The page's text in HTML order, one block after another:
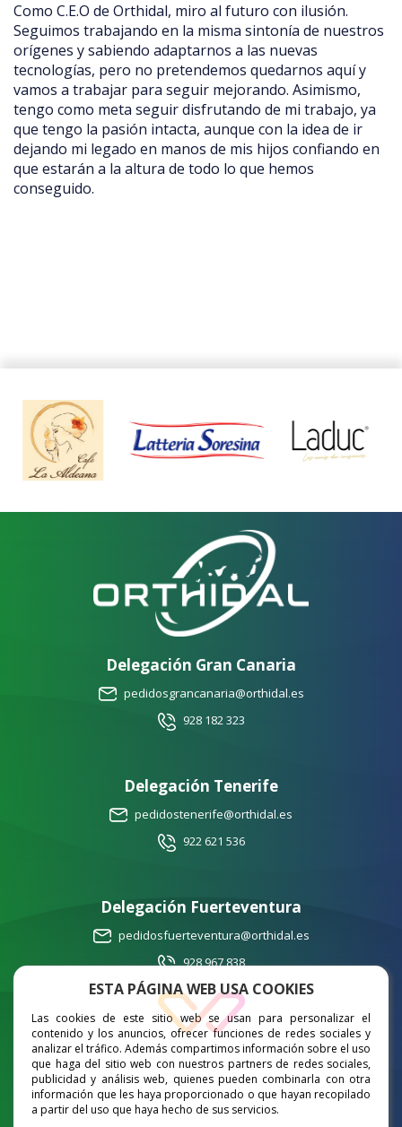
ESTA PÁGINA WEB USA COOKIES
Las cookies de este sitio web se usan para personalizar el
contenido y los anuncios, ofrecer funciones de redes sociales y
analizar el tráfico. Además compartimos información sobre el uso
que haga del sitio web con nuestros partners de redes sociales,
publicidad y análisis web, quienes pueden combinarla con otra
información que les haya proporcionado o que hayan recopilado
a partir del uso que haya hecho de sus servicios.
Como C.E.O de Orthidal, miro al futuro con ilusión.
Seguimos trabajando en la misma sintonía de nuestros
orígenes y sabiendo adaptarnos a las nuevas
tecnologías, pero no pretendemos quedarnos aquí y
vamos a trabajar para seguir mejorando. Asimismo,
tengo como meta seguir disfrutando de mi trabajo, ya
que tengo la pasión intacta, aunque con la idea de ir
dejando mi legado en manos de mis hijos confiando en
que estarán a la altura de todo lo que hemos
conseguido.
Delegación Gran Canaria
pedidosgrancanaria@orthidal.es
928 182 323
Delegación Tenerife
pedidostenerife@orthidal.es
922 621 536
Delegación Fuerteventura
pedidosfuerteventura@orthidal.es
928 967 838
Delegación Lanzarote
pedidoslanzarote@orthidal.es
665 672 931